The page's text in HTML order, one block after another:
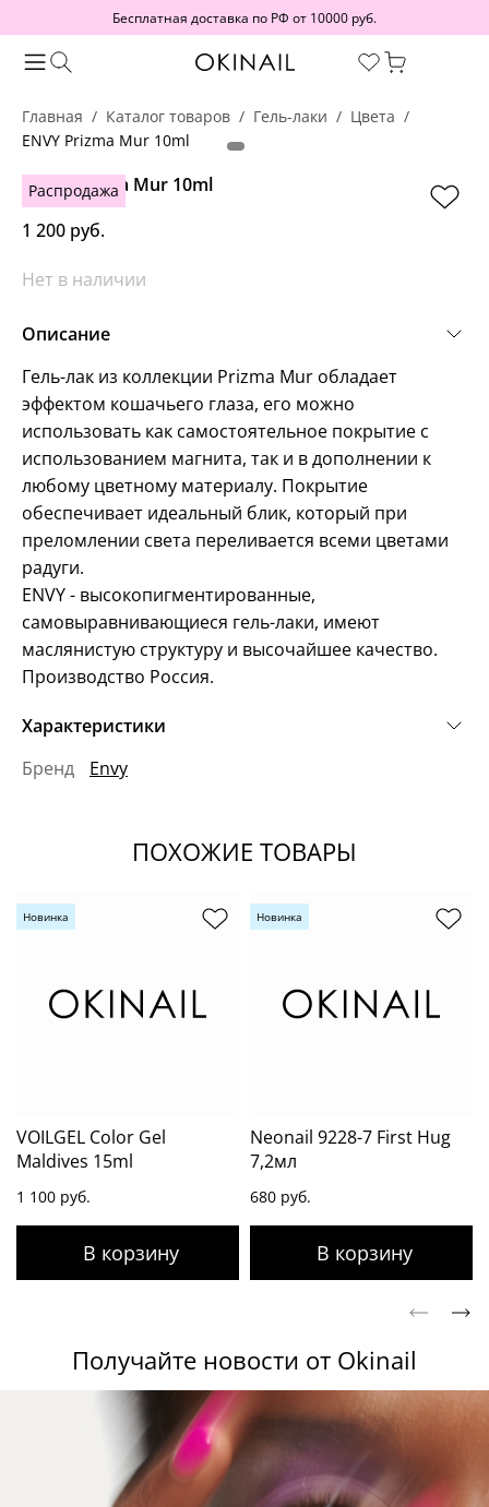
Бесплатная доставка по РФ от 10000 руб.
Главная Каталог товаров Гель-лаки
Цвета
ENVY Prizma Mur 10ml
Распродажа
ENVY Prizma Mur 10ml
1 200 руб.
Нет в наличии
Описание
Гель-лак из коллекции Prizma Mur обладает
эффектом кошачьего глаза, его можно
использовать как самостоятельное покрытие с
использованием магнита, так и в дополнении к
любому цветному материалу. Покрытие
обеспечивает идеальный блик, который при
преломлении света переливается всеми цветами
радуги.
ENVY - высокопигментированные,
самовыравнивающиеся гель-лаки, имеют
маслянистую структуру и высочайшее качество.
Производство Россия.
Характеристики
Бренд
Envy
ПОХОЖИЕ ТОВАРЫ
Новинка
VOILGEL Color Gel
Maldives 15ml
1 100 руб.
Новинка
Neonail 9228-7 First Hug
7,2мл
680 руб.
Получайте новости от Okinail